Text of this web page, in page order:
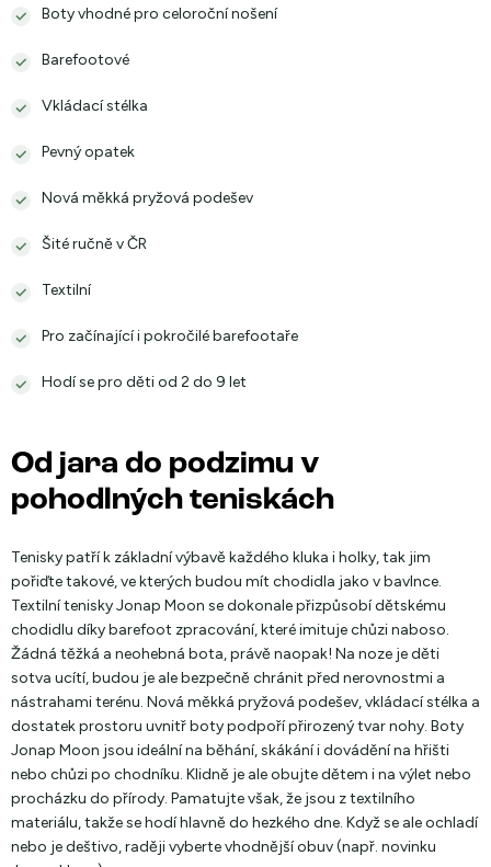
Boty vhodné pro celoroční nošení
Barefootové
Vkládací stélka
Pevný opatek
Nová měkká pryžová podešev
Šité ručně v ČR
Textilní
Pro začínající i pokročilé barefootaře
Hodí se pro děti od 2 do 9 let
Od jara do podzimu v
pohodlných teniskách
Tenisky patří k základní výbavě každého kluka i holky, tak jim
pořiďte takové, ve kterých budou mít chodidla jako v bavlnce.
Textilní tenisky Jonap Moon se dokonale přizpůsobí dětskému
chodidlu díky barefoot zpracování, které imituje chůzi naboso.
Žádná těžká a neohebná bota, právě naopak! Na noze je děti
sotva ucítí, budou je ale bezpečně chránit před nerovnostmi a
nástrahami terénu. Nová měkká pryžová podešev, vkládací stélka a
dostatek prostoru uvnitř boty podpoří přirozený tvar nohy. Boty
Jonap Moon jsou ideální na běhání, skákání i dovádění na hřišti
nebo chůzi po chodníku. Klidně je ale obujte dětem i na výlet nebo
procházku do přírody. Pamatujte však, že jsou z textilního
materiálu, takže se hodí hlavně do hezkého dne. Když se ale ochladí
nebo je deštivo, raději vyberte vhodnější obuv (např. novinku